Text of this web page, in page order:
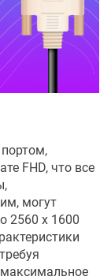
FHD, что все
могут
2560 х 1600